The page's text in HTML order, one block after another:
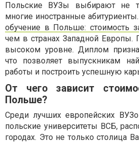
Польские ВУЗы выбирают не
многие иностранные
обучение в Польше: стоимость
чем в странах Западной Европы.
высоком уровне. Диплом
что позволяет выпускникам
работы и построить успешную
От чего зависит
Польше?
Среди лучших европейских
польские университеты ВСБ,
городах. Это не только столица